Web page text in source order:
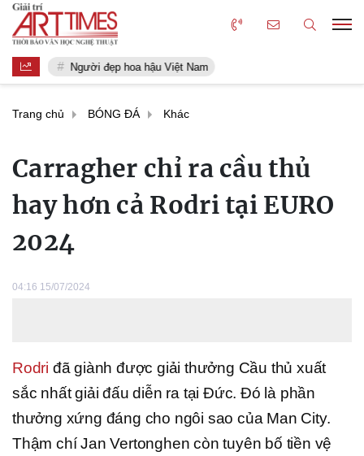
Người đẹp hoa hậu Việt Nam
Trang chủ BÓNG ĐÁ Khác
Carragher chỉ ra cầu thủ
hay hơn cả Rodri tại EURO
2024
04:16 15/07/2024
Rodri đã giành được giải thưởng Cầu thủ xuất
sắc nhất giải đấu diễn ra tại Đức. Đó là phần
thưởng xứng đáng cho ngôi sao của Man City.
Thậm chí Jan Vertonghen còn tuyên bố tiền vệ